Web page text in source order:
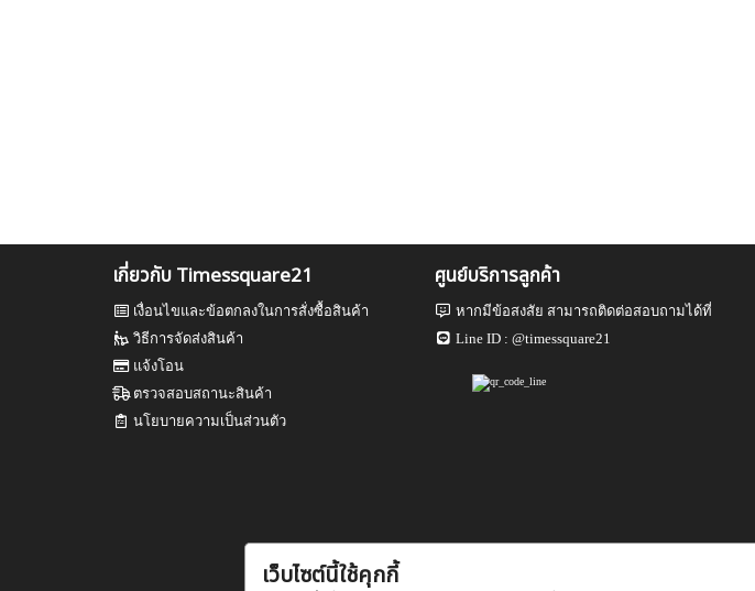
เว็บไซต์นี้ใช้คุกกี้
เกี่ยวกับ Timessquare21
เงื่อนไขและข้อตกลงในการสั่งซื้อสินค้า
วิธีการจัดส่งสินค้า
แจ้งโอน
ตรวจสอบสถานะสินค้า
นโยบายความเป็นส่วนตัว
ศูนย์บริการลูกค้า
หากมีข้อสงสัย สามารถติดต่อสอบถามได้ที่
Line ID : @timessquare21